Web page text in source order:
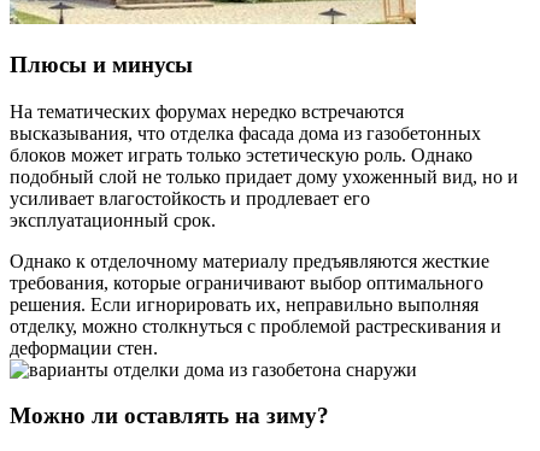
Плюсы и минусы
На тематических форумах нередко встречаются
высказывания, что отделка фасада дома из газобетонных
блоков может играть только эстетическую роль. Однако
подобный слой не только придает дому ухоженный вид, но и
усиливает влагостойкость и продлевает его
эксплуатационный срок.
Однако к отделочному материалу предъявляются жесткие
требования, которые ограничивают выбор оптимального
решения. Если игнорировать их, неправильно выполняя
отделку, можно столкнуться с проблемой растрескивания и
деформации стен.
Можно ли оставлять на зиму?